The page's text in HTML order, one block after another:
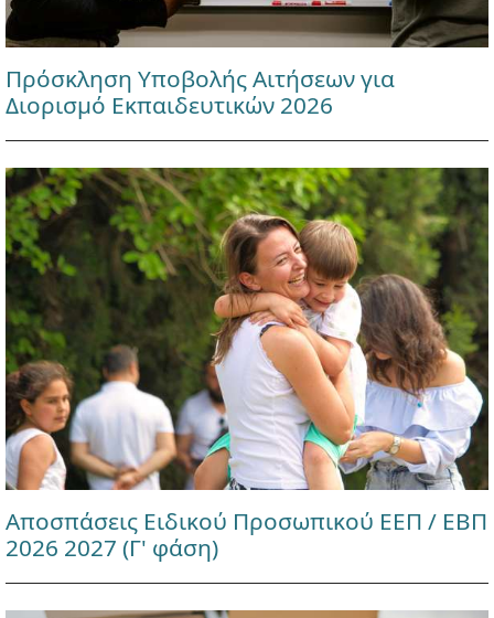
Πρόσκληση Υποβολής Αιτήσεων για
Διορισμό Εκπαιδευτικών 2026
Αποσπάσεις Ειδικού Προσωπικού ΕΕΠ / ΕΒΠ
2026 2027 (Γ' φάση)